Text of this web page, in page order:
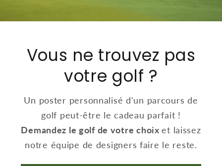
Vous ne trouvez pas
votre golf ?
Un poster personnalisé d'un parcours de
golf peut-être le cadeau parfait !
Demandez le golf de votre choixet laissez
notre équipe de designers faire le reste.